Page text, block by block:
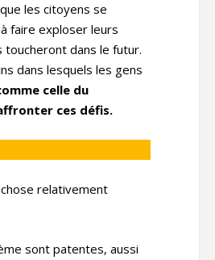
les citoyens se
faire exploser leurs
toucheront dans le futur.
dans lesquels les gens
celle du
ces défis.
relativement
sont patentes, aussi